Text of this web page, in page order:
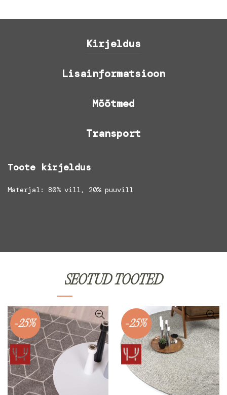
Kirjeldus
Lisainformatsioon
Mõõtmed
Transport
Toote kirjeldus
Materjal: 80% vill, 20% puuvill
SEOTUD TOOTED
-25% -25%